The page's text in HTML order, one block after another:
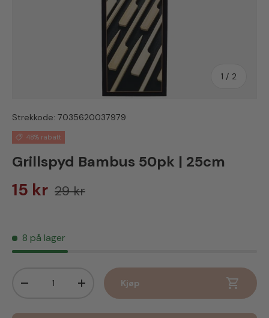
1 / av
2
Strekkode: 7035620037979
48% rabatt
Grillspyd Bambus 50pk | 25cm
Salgspris
15 kr Vanlig pris
29 kr
8 på lager
Senk antall
Øk antall Kjøp